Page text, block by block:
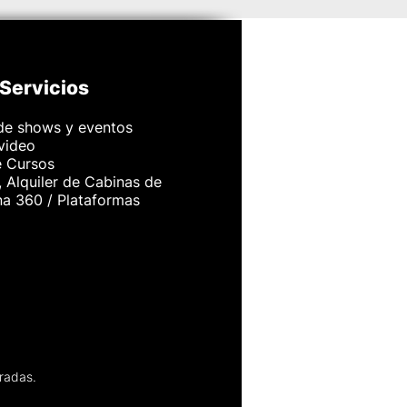
shows y eventos
Cursos
Alquiler de Cabinas de
360 / Plataformas